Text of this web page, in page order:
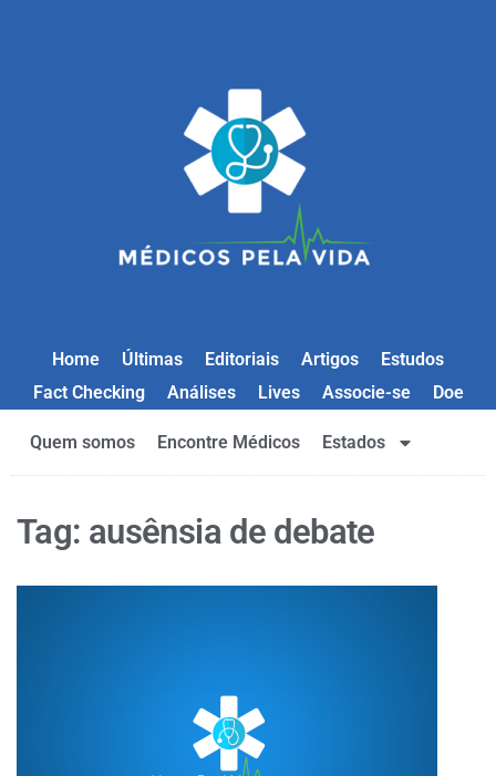
Home Últimas Editoriais Artigos
Estudos
Fact Checking
Análises Lives Associe-se Doe
Quem somos Encontre Médicos Estados
Tag: ausênsia de debate